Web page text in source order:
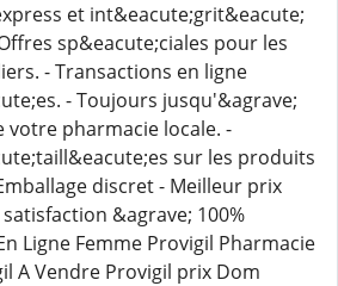
et int&eacute;grit&eacute;
sp&eacute;ciales pour les
- Transactions en ligne
- Toujours jusqu'&agrave;
votre pharmacie locale. -
sur les produits
discret - Meilleur prix
&agrave; 100%
Ligne Femme Provigil Pharmacie
A Vendre Provigil prix Dom